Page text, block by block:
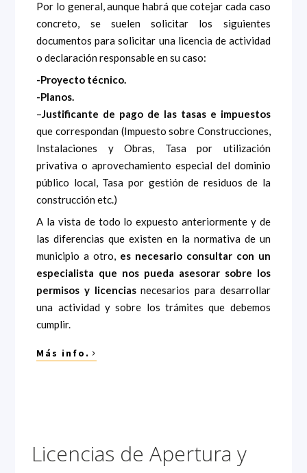
Por lo general, aunque habrá que cotejar cada caso
concreto, se suelen solicitar los siguientes
documentos para solicitar una licencia de actividad
o declaración responsable en su caso:
-Proyecto técnico.
-Planos.
–Justificante de pago de las tasas e impuestos
que correspondan (Impuesto sobre Construcciones,
Instalaciones y Obras, Tasa por utilización
privativa o aprovechamiento especial del dominio
público local, Tasa por gestión de residuos de la
construcción etc.)
A la vista de todo lo expuesto anteriormente y de
las diferencias que existen en la normativa de un
municipio a otro, es necesario consultar con un
especialista que nos pueda asesorar sobre los
permisos y licenciasnecesarios para desarrollar
una actividad y sobre los trámites que debemos
cumplir.
Más info. ›
Licencias de Apertura y